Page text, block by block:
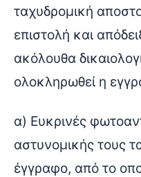
ταχυδρομική
επιστολή και
ακόλουθα
ολοκληρωθεί η
α) Ευκρινές
αστυνομικής τους
έγγραφο, από το